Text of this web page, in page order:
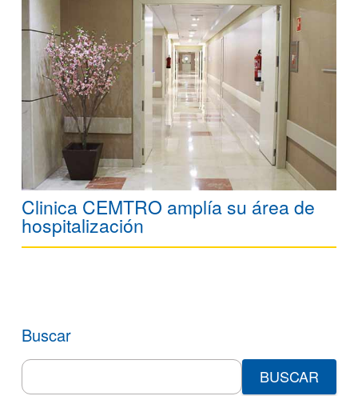
Clinica CEMTRO amplía su área de
hospitalización
Buscar
Search
for: